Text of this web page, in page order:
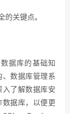
的关键点。
据库的基础知
数据库管理系
了解数据库安
据库，以便更